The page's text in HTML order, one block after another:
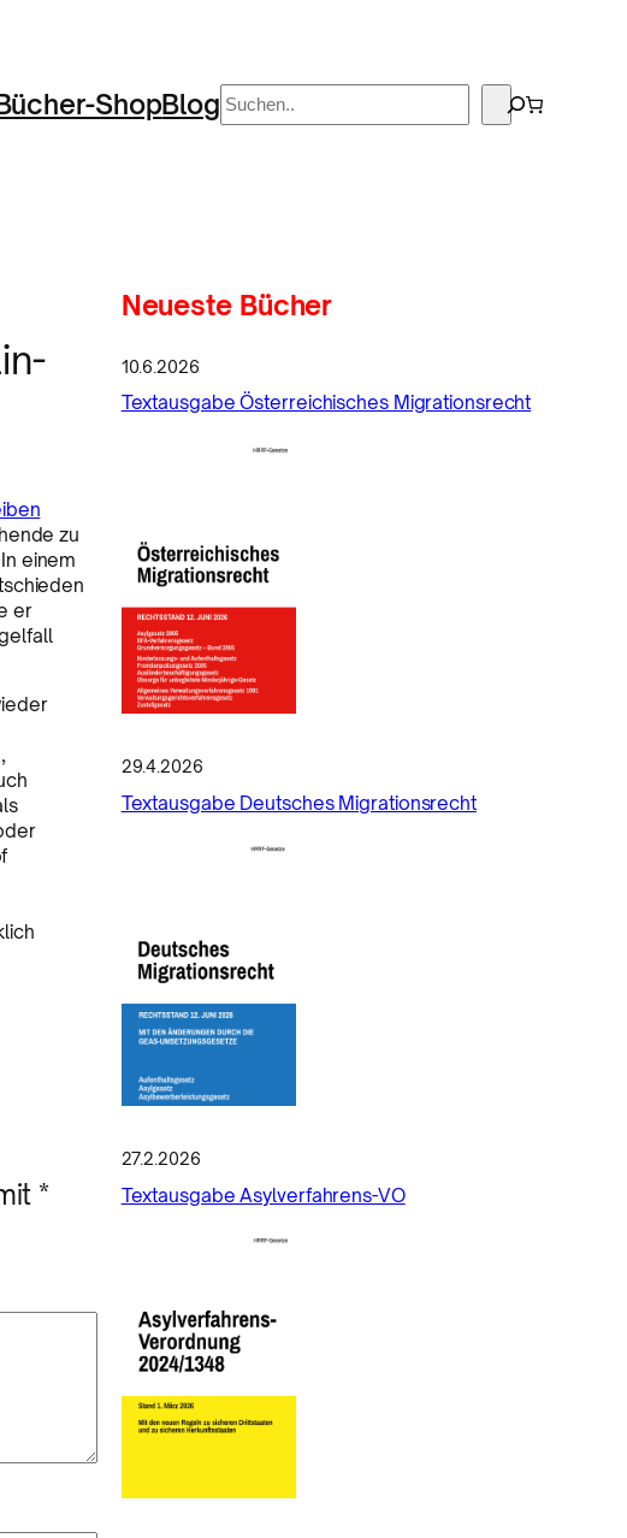
ShopBlog Suchen
zu
einem
er
*
Neueste Bücher
10.6.2026
Textausgabe Österreichisches Migrationsrecht
29.4.2026
Textausgabe Deutsches Migrationsrecht
27.2.2026
Textausgabe Asylverfahrens-VO